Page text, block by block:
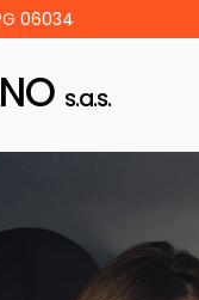
06034
s.a.s.